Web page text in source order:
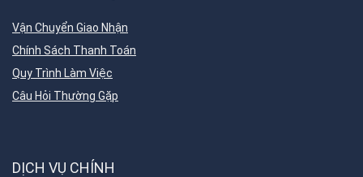
Vận Chuyển Giao Nhận
Chính Sách Thanh Toán
Quy Trình Làm Việc
Câu Hỏi Thường Gặp
DỊCH VỤ CHÍNH